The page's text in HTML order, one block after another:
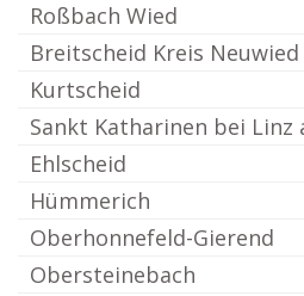
Roßbach Wied
Breitscheid Kreis Neuwied
Kurtscheid
Sankt Katharinen bei Linz
Ehlscheid
Hümmerich
Oberhonnefeld-Gierend
Obersteinebach